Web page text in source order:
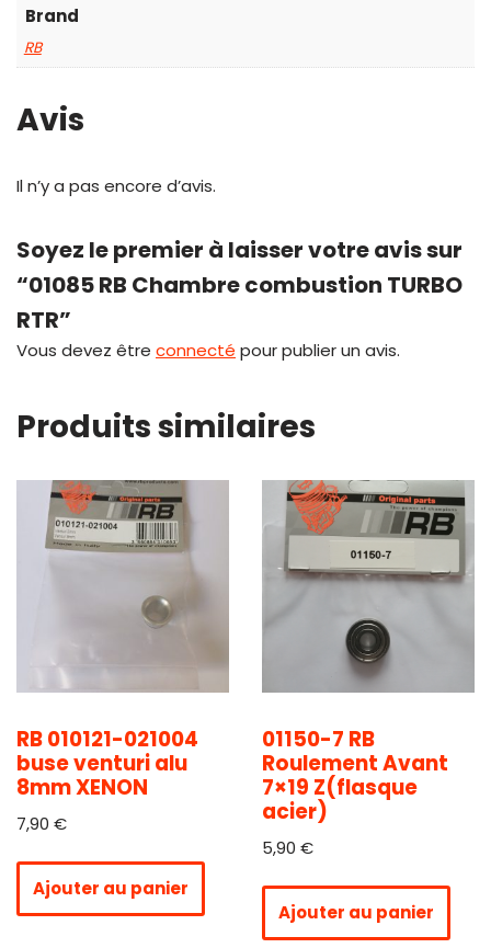
Brand
RB
Avis
Il n’y a pas encore d’avis.
Soyez le premier à laisser votre avis sur
“01085 RB Chambre combustion TURBO
RTR”
Vous devez être connecté pour publier un avis.
Produits similaires
RB 010121-021004
buse venturi alu
8mm XENON
7,90 €
Ajouter au panier
01150-7 RB
Roulement Avant
7×19 Z(flasque
acier)
5,90 €
Ajouter au panier